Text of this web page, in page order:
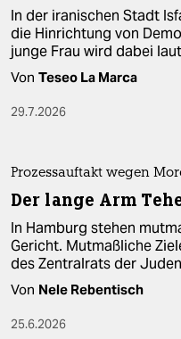
In der iranischen Stadt
die Hinrichtung von
junge Frau wird dabei
Von Teseo La Marca
29.7.2026
Prozessauftakt wegen
Der lange Arm
In Hamburg stehen
Gericht. Mutmaßliche
des Zentralrats der
Von Nele Rebentisch
25.6.2026